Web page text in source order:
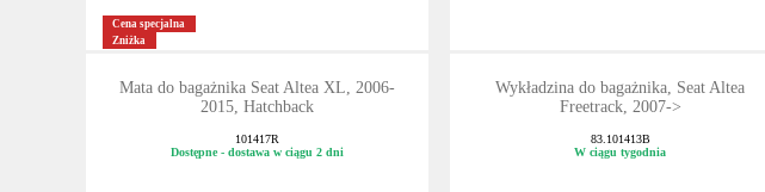
Cena specjalna
Zniżka
Mata do bagażnika Seat Altea XL, 2006-
2015, Hatchback
101417R
Dostępne - dostawa w ciągu 2 dni
Wykładzina do bagażnika, Seat Altea
Freetrack, 2007->
83.101413B
W ciągu tygodnia